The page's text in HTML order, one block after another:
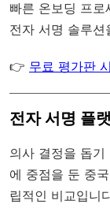
빠른 온보딩 프
전자 서명 솔루션
👉 무료 평가판
전자 서명 플
의사 결정을 돕
에 중점을 둔 중
립적인 비교입니